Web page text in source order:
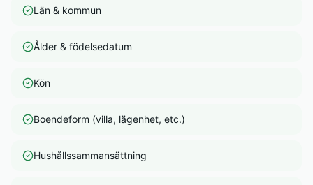
Län & kommun
Ålder & födelsedatum
Kön
Boendeform (villa, lägenhet, etc.)
Hushållssammansättning